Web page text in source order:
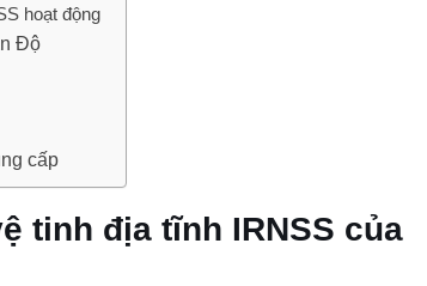
hoạt động
Độ
cấp
tinh địa tĩnh IRNSS của